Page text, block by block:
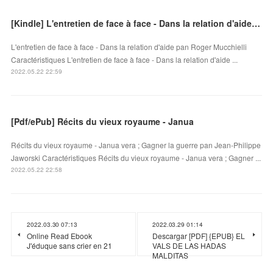
[Kindle] L'entretien de face à face - Dans la relation d'aide download
L'entretien de face à face - Dans la relation d'aide pan Roger Mucchielli
Caractéristiques L'entretien de face à face - Dans la relation d'aide ...
2022.05.22 22:59
[Pdf/ePub] Récits du vieux royaume - Janua
Récits du vieux royaume - Janua vera ; Gagner la guerre pan Jean-Philippe
Jaworski Caractéristiques Récits du vieux royaume - Janua vera ; Gagner ...
2022.05.22 22:58
2022.03.30 07:13
Online Read Ebook
J'éduque sans crier en 21
2022.03.29 01:14
Descargar [PDF] {EPUB} EL
VALS DE LAS HADAS
MALDITAS